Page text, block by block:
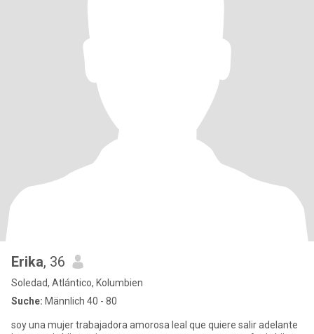
Erika, 36
Soledad, Atlántico, Kolumbien
Suche: Männlich 40 - 80
soy una mujer trabajadora amorosa leal que quiere salir adelante